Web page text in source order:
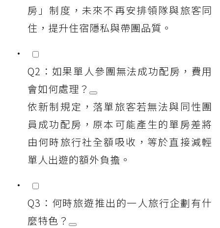
房」制度，未來不再安排領隊與旅客同
住，提升住宿隱私與帶團品質。
Q2：如果單人參團無法成功配房，費用
會如何處理？
依新制規定，落單旅客若無法與同性團
員成功配房，原本可能產生的單房差將
由何時旅行社全額吸收，等於直接減輕
單人出遊的額外負擔。
Q3：何時旅遊推出的一人旅行企劃有什
麼特色？